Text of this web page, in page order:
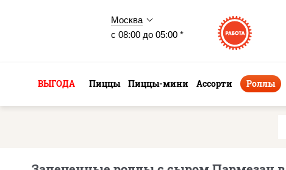
Москва
с 08:00 до 05:00 *
ВЫГОДА Пиццы Пиццы-мини Ассорти Роллы